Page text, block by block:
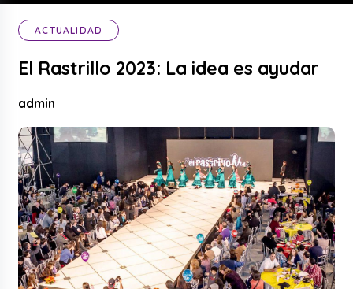
ACTUALIDAD
El Rastrillo 2023: La idea es ayudar
admin